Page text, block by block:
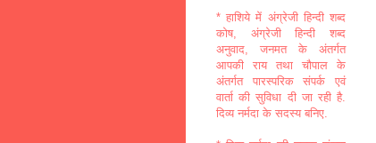
* हाशिये में अंग्रेजी हिन्दी शब्द
कोष, अंग्रेजी हिन्दी शब्द
अनुवाद, जनमत के अंतर्गत
आपकी राय तथा चौपाल के
अंतर्गत पारस्परिक संपर्क एवं
वार्ता की सुविधा दी जा रही है.
दिव्य नर्मदा के सदस्य बनिए.